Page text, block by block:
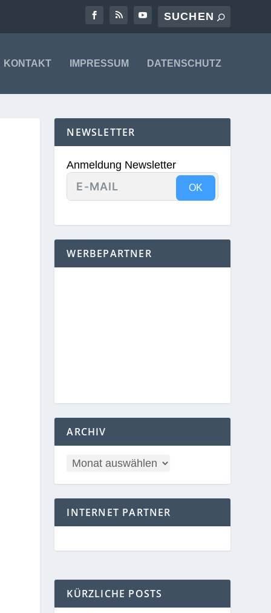
KONTAKT IMPRESSUM DATENSCHUTZ
NEWSLETTER
Anmeldung Newsletter
OK
WERBEPARTNER
ARCHIV
INTERNET PARTNER
KÜRZLICHE POSTS